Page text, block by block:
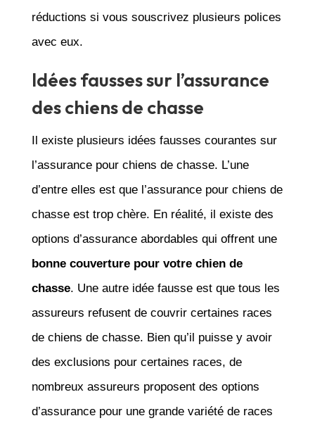
réductions si vous souscrivez plusieurs polices
avec eux.
Idées fausses sur l’assurance
des chiens de chasse
Il existe plusieurs idées fausses courantes sur
l’assurance pour chiens de chasse. L’une
d’entre elles est que l’assurance pour chiens de
chasse est trop chère. En réalité, il existe des
options d’assurance abordables qui offrent une
bonne couverture pour votre chien de
chasse. Une autre idée fausse est que tous les
assureurs refusent de couvrir certaines races
de chiens de chasse. Bien qu’il puisse y avoir
des exclusions pour certaines races, de
nombreux assureurs proposent des options
d’assurance pour une grande variété de races